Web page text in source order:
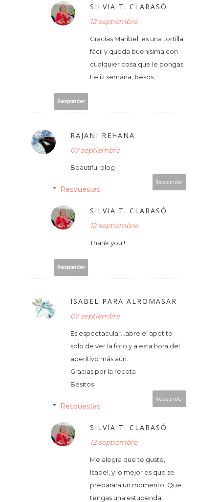
SILVIA T. CLARASÓ
12 septiembre
Gracias Maribel, es una tortilla
fácil y queda buenísima con
cualquier cosa que le pongas.
Feliz semana, besos.
Responder
RAJANI REHANA
07 septiembre
Beautiful blog
Responder
Respuestas
SILVIA T. CLARASÓ
12 septiembre
Thank you !
Responder
ISABEL PARA ALROMASAR
07 septiembre
Es espectacular...abre el apetito
solo de ver la foto y a esta hora del
aperitivo más aún.
Gracias por la receta
Besitos
Responder
Respuestas
SILVIA T. CLARASÓ
12 septiembre
Me alegra que te guste,
Isabel, y lo mejor es que se
preparara un momento. Que
tengas una estupenda